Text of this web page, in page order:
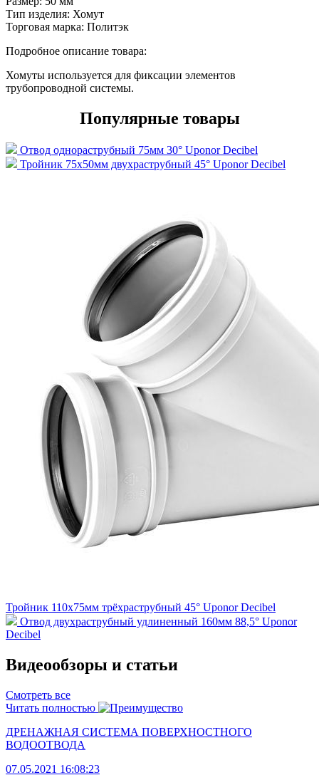
Тип изделия: Хомут
Торговая марка: Политэк
Подробное описание товара:
Хомуты используется для фиксации элементов
трубопроводной системы.
Популярные товары
Отвод однораструбный 75мм 30° Uponor Decibel
Тройник 75х50мм двухраструбный 45° Uponor Decibel
Тройник 110х75мм трёхраструбный 45° Uponor Decibel
Отвод двухраструбный удлиненный 160мм 88,5° Uponor
Decibel
Видеообзоры и статьи
Смотреть все
Читать полностью
ДРЕНАЖНАЯ СИСТЕМА ПОВЕРХНОСТНОГО
ВОДООТВОДА
07.05.2021 16:08:23